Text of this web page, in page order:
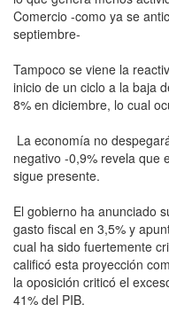
Comercio -como ya se
septiembre-
Tampoco se viene la
inicio de un ciclo a la baja
8% en diciembre, lo cual
La economía no
negativo -0,9% revela que
sigue presente.
El gobierno ha anunciado
gasto fiscal en 3,5% y
cual ha sido fuertemente
calificó esta proyección
la oposición criticó el
41% del PIB.